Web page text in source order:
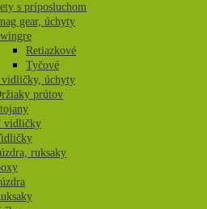
s príposluchom
gear, úchyty
Retiazkové
Tyčové
vidličky, úchyty
prútov
vidličky
ruksaky